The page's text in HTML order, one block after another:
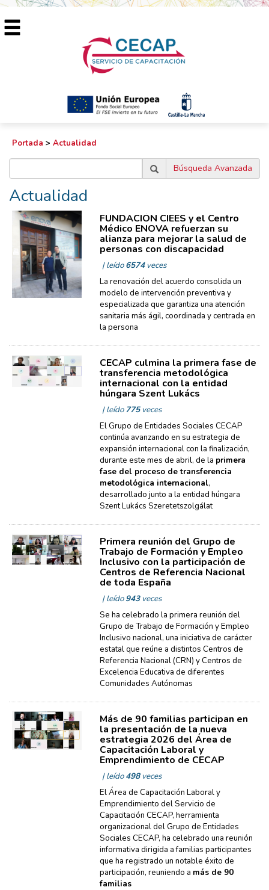
Portada > Actualidad
Búsqueda Avanzada
Actualidad
FUNDACIÓN CIEES y el Centro
Médico ENOVA refuerzan su
alianza para mejorar la salud de
personas con discapacidad
| leído6574veces
La renovación del acuerdo consolida un
modelo de intervención preventiva y
especializada que garantiza una atención
sanitaria más ágil, coordinada y centrada en
la persona
CECAP culmina la primera fase de
transferencia metodológica
internacional con la entidad
húngara Szent Lukács
| leído775veces
El Grupo de Entidades Sociales CECAP
continúa avanzando en su estrategia de
expansión internacional con la finalización,
durante este mes de abril, de la primera
fase del proceso de transferencia
metodológica internacional,
desarrollado junto a la entidad húngara
Szent Lukács Szeretetszolgálat
Primera reunión del Grupo de
Trabajo de Formación y Empleo
Inclusivo con la participación de
Centros de Referencia Nacional
de toda España
| leído943veces
Se ha celebrado la primera reunión del
Grupo de Trabajo de Formación y Empleo
Inclusivo nacional, una iniciativa de carácter
estatal que reúne a distintos Centros de
Referencia Nacional (CRN) y Centros de
Excelencia Educativa de diferentes
Comunidades Autónomas
Más de 90 familias participan en
la presentación de la nueva
estrategia 2026 del Área de
Capacitación Laboral y
Emprendimiento de CECAP
| leído498veces
El Área de Capacitación Laboral y
Emprendimiento del Servicio de
Capacitación CECAP, herramienta
organizacional del Grupo de Entidades
Sociales CECAP, ha celebrado una reunión
informativa dirigida a familias participantes
que ha registrado un notable éxito de
participación, reuniendo a más de 90
familias